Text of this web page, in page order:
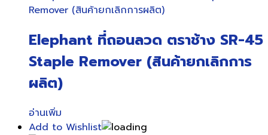
฿750.00.฿637.00.
Elephant ที่ถอนลวด ตราช้าง SR-45
Staple Remover (สินค้ายกเลิกการ
ผลิต)
อ่านเพิ่ม
Add to Wishlist